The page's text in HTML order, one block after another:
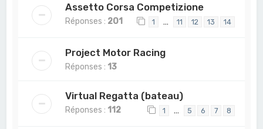
Assetto Corsa Competizione
Réponses : 201 1 … 11 12 13 14
Project Motor Racing
Réponses : 13
Virtual Regatta (bateau)
Réponses : 112 1 … 5 6 7 8